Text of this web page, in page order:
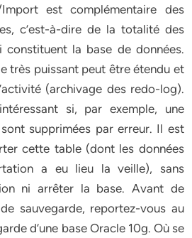
est complémentaire des
c’est-à-dire de la totalité des
constituent la base de données.
très puissant peut être étendu et
(archivage des redo-log).
si, par exemple, une
supprimées par erreur. Il est
cette table (dont les données
a eu lieu la veille), sans
ni arrêter la base. Avant de
sauvegarde, reportez-vous au
d’une base Oracle 10g. Où se